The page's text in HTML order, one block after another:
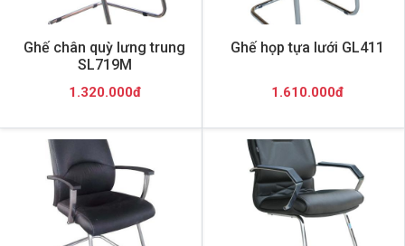
Ghế chân quỳ lưng trung
SL719M
1.320.000đ
Ghế họp tựa lưới GL411
1.610.000đ